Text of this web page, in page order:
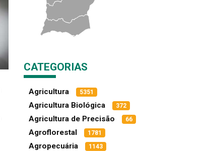
CATEGORIAS
Agricultura 5351
Agricultura Biológica 372
Agricultura de Precisão 66
Agroflorestal 1781
Agropecuária 1143